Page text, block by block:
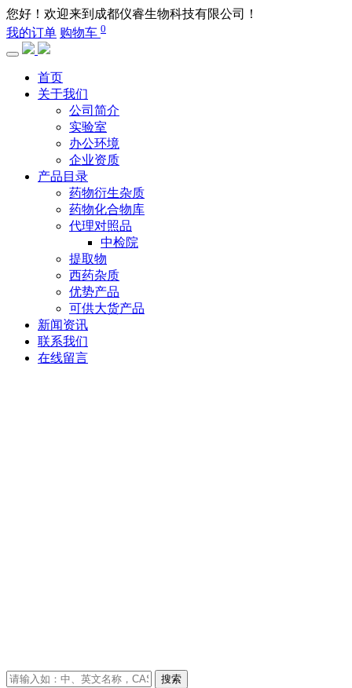
您好！欢迎来到成都仪睿生物科技有限公司！
我的订单 购物车 0
首页
关于我们
公司简介
实验室
办公环境
企业资质
产品目录
药物衍生杂质
药物化合物库
代理对照品
中检院
提取物
西药杂质
优势产品
可供大货产品
新闻资讯
联系我们
在线留言
搜索